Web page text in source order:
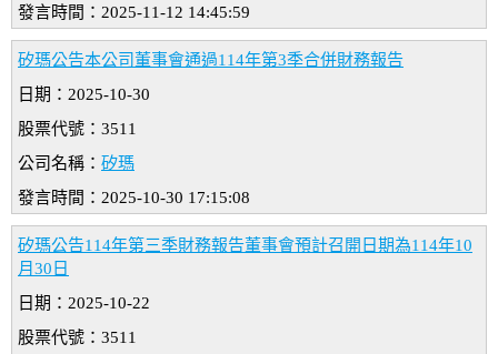
發言時間：2025-11-12 14:45:59
矽瑪公告本公司董事會通過114年第3季合併財務報告
日期：2025-10-30
股票代號：3511
公司名稱： 矽瑪
發言時間：2025-10-30 17:15:08
矽瑪公告114年第三季財務報告董事會預計召開日期為114年10
月30日
日期：2025-10-22
股票代號：3511